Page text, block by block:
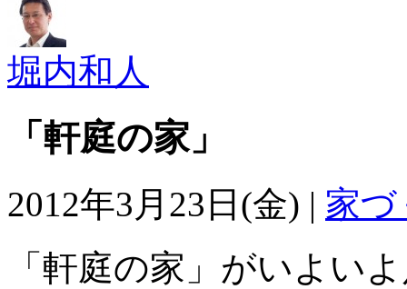
堀内和人
「軒庭の家」
2012年3月23日(金) | 家
「軒庭の家」がいよい